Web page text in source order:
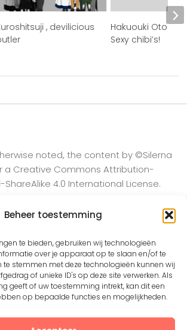
Beheer toestemming
te bieden, gebruiken wij technologieën
over je apparaat op te slaan en/of te
te stemmen met deze technologieën kunnen wij
of unieke ID's op deze site verwerken. Als
geeft of uw toestemming intrekt, kan dit een
op bepaalde functies en mogelijkheden.
, devilicious
Hakuouki
Sexy chibi’s!
noted, the content by ©Silerna
a Creative Commons Attribution-
4.0 International License.